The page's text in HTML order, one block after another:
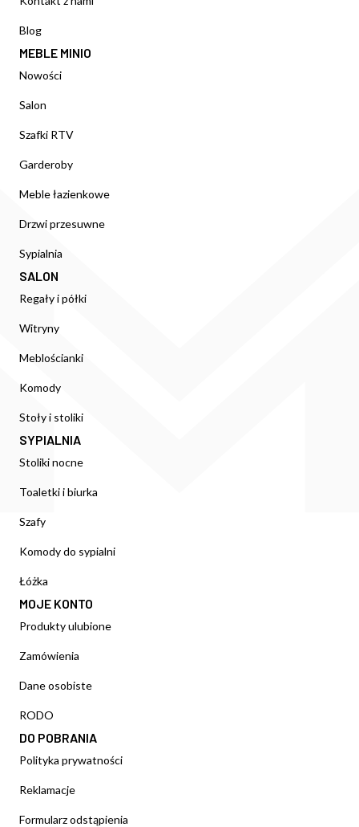
Blog
MEBLE MINIO
Nowości
Salon
Szafki RTV
Garderoby
Meble łazienkowe
Drzwi przesuwne
Sypialnia
SALON
Regały i półki
Witryny
Meblościanki
Komody
Stoły i stoliki
SYPIALNIA
Stoliki nocne
Toaletki i biurka
Szafy
Komody do sypialni
Łóżka
MOJE KONTO
Produkty ulubione
Zamówienia
Dane osobiste
RODO
DO POBRANIA
Polityka prywatności
Reklamacje
Formularz odstąpienia